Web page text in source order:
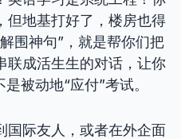
但地基打好了，楼房也得
围神句”，就是帮你们把
联成活生生的对话，让你
被动地“应付”考试。
国际友人，或者在外企面